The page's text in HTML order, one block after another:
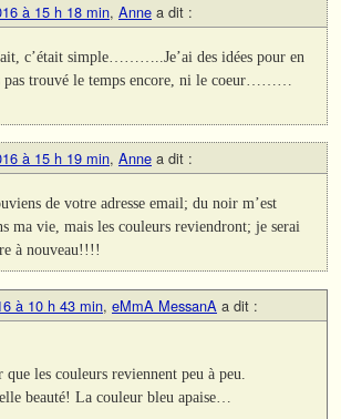
à 15 h 18 min, Anne a dit :
c’était simple………..Je’ai des idées pour en
pas trouvé le temps encore, ni le coeur………
à 15 h 19 min, Anne a dit :
de votre adresse email; du noir m’est
ma vie, mais les couleurs reviendront; je serai
à nouveau!!!!
à 10 h 43 min, eMmA MessanA a dit :
les couleurs reviennent peu à peu.
beauté! La couleur bleu apaise…